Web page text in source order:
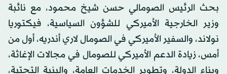
بحث الرئيس الصومالي حسن شيخ محمود، مع نائبة
وزير الخارجية الأميركي للشؤون السياسية، فيكتوريا
نولاند، والسفير الأميركي في الصومال لاري أندريه، أول من
أمس، زيادة الدعم الأميركي للصومال في مجالات الإغاثة،
وبناء الدولة، وتطوير الخدمات العامة، والبنية التحتية،